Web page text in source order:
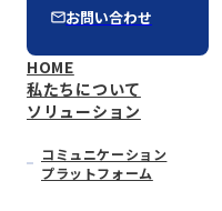
お問い合わせ
HOME
私たちについて
ソリューション
コミュニケーション
プラットフォーム